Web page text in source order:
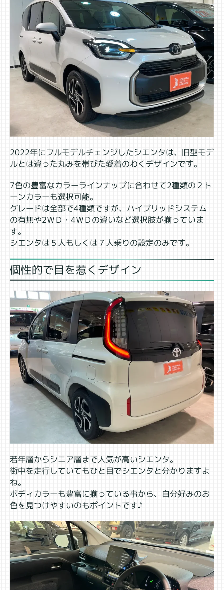
2022年にフルモデルチェンジしたシエンタは、旧型モデ
ルとは違った丸みを帯びた愛着のわくデザインです。
7色の豊富なカラーラインナップに合わせて2種類の２ト
ーンカラーも選択可能。
グレードは全部で4種類ですが、ハイブリッドシステム
の有無や2ＷＤ・4ＷＤの違いなど選択肢が揃っていま
す。
シエンタは５人もしくは７人乗りの設定のみです。
個性的で目を惹くデザイン
若年層からシニア層まで人気が高いシエンタ。
街中を走行していてもひと目でシエンタと分かりますよ
ね。
ボディカラーも豊富に揃っている事から、自分好みのお
色を見つけやすいのもポイントです♪